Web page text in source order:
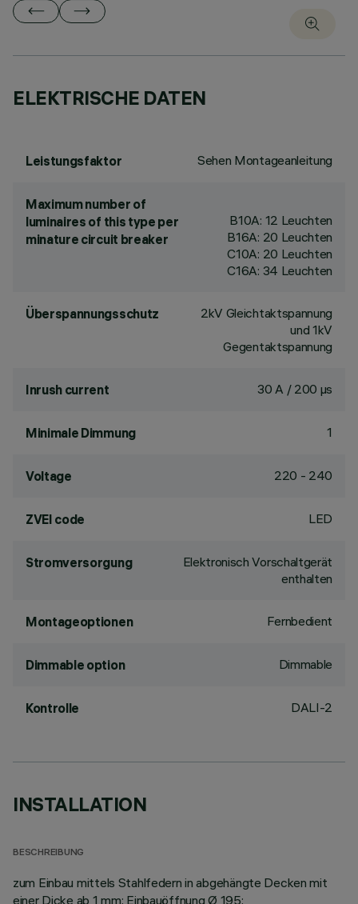
ELEKTRISCHE DATEN
Leistungsfaktor Sehen Montageanleitung
Maximum number of
luminaires of this type per
minature circuit breaker
B10A: 12 Leuchten
B16A: 20 Leuchten
C10A: 20 Leuchten
C16A: 34 Leuchten
Überspannungsschutz
2kV Gleichtaktspannung
und 1kV
Gegentaktspannung
Inrush current 30 A / 200 µs
Minimale Dimmung 1
Voltage 220 - 240
ZVEI code LED
Stromversorgung
Elektronisch Vorschaltgerät
enthalten
Montageoptionen Fernbedient
Dimmable option Dimmable
Kontrolle DALI-2
INSTALLATION
BESCHREIBUNG
zum Einbau mittels Stahlfedern in abgehängte Decken mit
einer Dicke ab 1 mm; Einbauöffnung Ø 195;